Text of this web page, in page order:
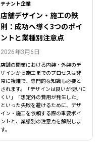
テナント企業
店舗デザイン・施工の鉄
則：成功へ導く3つのポイ
ントと業種別注意点
2026年3月6日
店舗の開業における内装・外装のデ
ザインから施工までのプロセスは非
常に複雑で、専門的な知識も必要と
されます。「デザインは良いが使いに
くい」「想定外の費用が発生した」
といった失敗を避けるために、デザ
イン・施工を依頼する際の重要ポイ
ントと、業態別の注意点を解説しま
す。